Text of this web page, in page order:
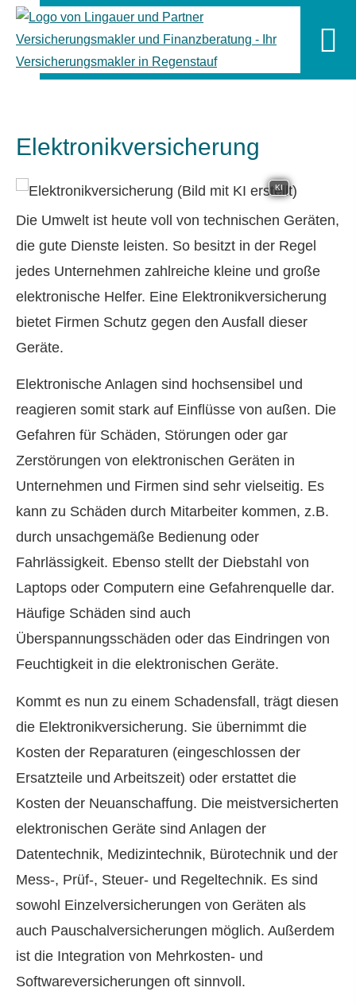
Elektronikversicherung
KI
Die Umwelt ist heute voll von technischen Geräten,
die gute Dienste leisten. So besitzt in der Regel
jedes Unternehmen zahlreiche kleine und große
elektronische Helfer. Eine Elektronikversicherung
bietet Firmen Schutz gegen den Ausfall dieser
Geräte.
Elektronische Anlagen sind hochsensibel und
reagieren somit stark auf Einflüsse von außen. Die
Gefahren für Schäden, Störungen oder gar
Zerstörungen von elektronischen Geräten in
Unternehmen und Firmen sind sehr vielseitig. Es
kann zu Schäden durch Mitarbeiter kommen, z.B.
durch unsachgemäße Bedienung oder
Fahrlässigkeit. Ebenso stellt der Diebstahl von
Laptops oder Computern eine Gefahrenquelle dar.
Häufige Schäden sind auch
Überspannungsschäden oder das Eindringen von
Feuchtigkeit in die elektronischen Geräte.
Kommt es nun zu einem Schadensfall, trägt diesen
die Elektronikversicherung. Sie übernimmt die
Kosten der Reparaturen (eingeschlossen der
Ersatzteile und Arbeitszeit) oder erstattet die
Kosten der Neuanschaffung. Die meistversicherten
elektronischen Geräte sind Anlagen der
Datentechnik, Medizintechnik, Bürotechnik und der
Mess-, Prüf-, Steuer- und Regeltechnik. Es sind
sowohl Einzelversicherungen von Geräten als
auch Pauschalversicherungen möglich. Außerdem
ist die Integration von Mehrkosten- und
Softwareversicherungen oft sinnvoll.